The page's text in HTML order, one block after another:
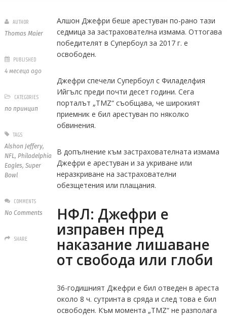
Алшон Джефри беше арестуван по-рано тази
седмица за застрахователна измама. Оттогава
победителят в Супербоул за 2017 г. е
освободен.
Джефри спечели Супербоул с Филаделфия
Ийгълс преди почти десет години. Сега
порталът „TMZ“ съобщава, че широкият
приемник е бил арестуван по няколко
обвинения.
В допълнение към застрахователната измама
Джефри е арестуван и за укриване или
неразкриване на застрахователни
обезщетения или плащания.
НФЛ: Джефри е
изправен пред
наказание лишаване
от свобода или глоби
36-годишният Джефри е бил отведен в ареста
около 8 ч. сутринта в сряда и след това е бил
освободен. Към момента „TMZ“ не разполага
AUTHOR
Thomas Maier
PUBLISHED
4 месеца ago
CATEGORIES
по принцип
TAGS
Alshon Jeffery,
NFL, Philadelphia
Eagles, Super
Bowl
COMMENTS
No Comments
SHARE